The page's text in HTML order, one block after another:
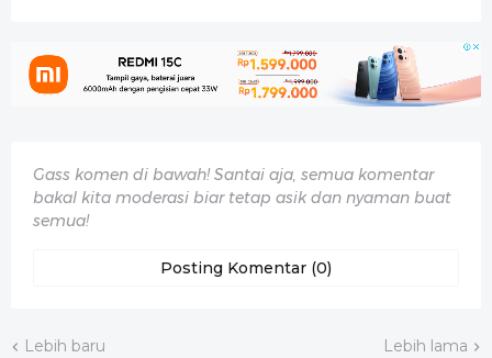
Gass komen di bawah! Santai aja, semua komentar
bakal kita moderasi biar tetap asik dan nyaman buat
semua!
Posting Komentar (0)
Lebih baru Lebih lama